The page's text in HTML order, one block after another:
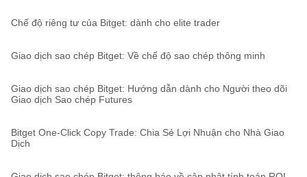
Chế độ riêng tư của Bitget: dành cho elite trader
Giao dịch sao chép Bitget: Về chế độ sao chép thông minh
Giao dịch sao chép Bitget: Hướng dẫn dành cho Người theo dõi
Giao dịch Sao chép Futures
Bitget One-Click Copy Trade: Chia Sẻ Lợi Nhuận cho Nhà Giao
Dịch